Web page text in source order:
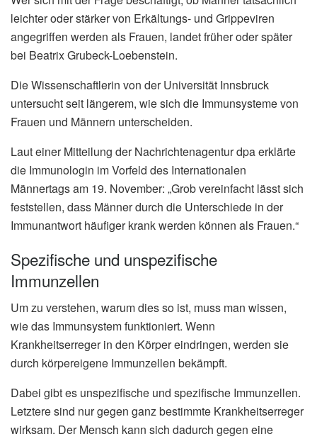
leichter oder stärker von Erkältungs- und Grippeviren
angegriffen werden als Frauen, landet früher oder später
bei Beatrix Grubeck-Loebenstein.
Die Wissenschaftlerin von der Universität Innsbruck
untersucht seit längerem, wie sich die Immunsysteme von
Frauen und Männern unterscheiden.
Laut einer Mitteilung der Nachrichtenagentur dpa erklärte
die Immunologin im Vorfeld des Internationalen
Männertags am 19. November: „Grob vereinfacht lässt sich
feststellen, dass Männer durch die Unterschiede in der
Immunantwort häufiger krank werden können als Frauen.“
Spezifische und unspezifische
Immunzellen
Um zu verstehen, warum dies so ist, muss man wissen,
wie das Immunsystem funktioniert. Wenn
Krankheitserreger in den Körper eindringen, werden sie
durch körpereigene Immunzellen bekämpft.
Dabei gibt es unspezifische und spezifische Immunzellen.
Letztere sind nur gegen ganz bestimmte Krankheitserreger
wirksam. Der Mensch kann sich dadurch gegen eine